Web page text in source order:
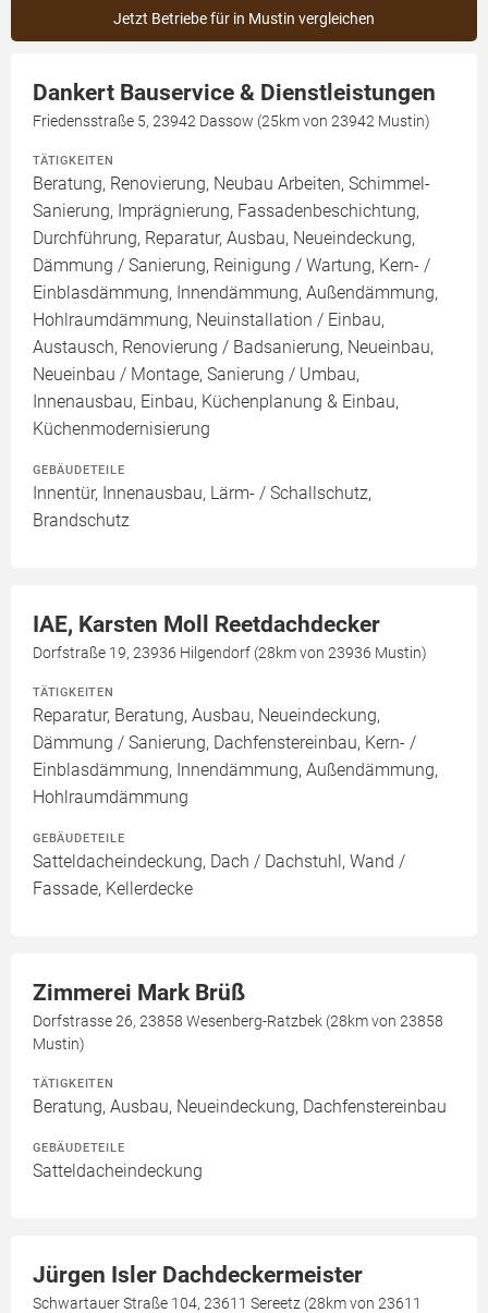
Jetzt Betriebe für in Mustin vergleichen
Dankert Bauservice & Dienstleistungen
Friedensstraße 5, 23942 Dassow (25km von 23942 Mustin)
TÄTIGKEITEN
Beratung, Renovierung, Neubau Arbeiten, Schimmel-
Sanierung, Imprägnierung, Fassadenbeschichtung,
Durchführung, Reparatur, Ausbau, Neueindeckung,
Dämmung / Sanierung, Reinigung / Wartung, Kern- /
Einblasdämmung, Innendämmung, Außendämmung,
Hohlraumdämmung, Neuinstallation / Einbau,
Austausch, Renovierung / Badsanierung, Neueinbau,
Neueinbau / Montage, Sanierung / Umbau,
Innenausbau, Einbau, Küchenplanung & Einbau,
Küchenmodernisierung
GEBÄUDETEILE
Innentür, Innenausbau, Lärm- / Schallschutz,
Brandschutz
IAE, Karsten Moll Reetdachdecker
Dorfstraße 19, 23936 Hilgendorf (28km von 23936 Mustin)
TÄTIGKEITEN
Reparatur, Beratung, Ausbau, Neueindeckung,
Dämmung / Sanierung, Dachfenstereinbau, Kern- /
Einblasdämmung, Innendämmung, Außendämmung,
Hohlraumdämmung
GEBÄUDETEILE
Satteldacheindeckung, Dach / Dachstuhl, Wand /
Fassade, Kellerdecke
Zimmerei Mark Brüß
Dorfstrasse 26, 23858 Wesenberg-Ratzbek (28km von 23858
Mustin)
TÄTIGKEITEN
Beratung, Ausbau, Neueindeckung, Dachfenstereinbau
GEBÄUDETEILE
Satteldacheindeckung
Jürgen Isler Dachdeckermeister
Schwartauer Straße 104, 23611 Sereetz (28km von 23611